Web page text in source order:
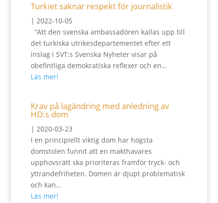
Turkiet saknar respekt för journalistik
| 2022-10-05
”Att den svenska ambassadören kallas upp till
det turkiska utrikesdepartementet efter ett
inslag i SVT:s Svenska Nyheter visar på
obefintliga demokratiska reflexer och en…
Läs mer!
Krav på lagändring med anledning av
HD:s dom
| 2020-03-23
I en principiellt viktig dom har högsta
domstolen funnit att en makthavares
upphovsrätt ska prioriteras framför tryck- och
yttrandefriheten. Domen är djupt problematisk
och kan…
Läs mer!